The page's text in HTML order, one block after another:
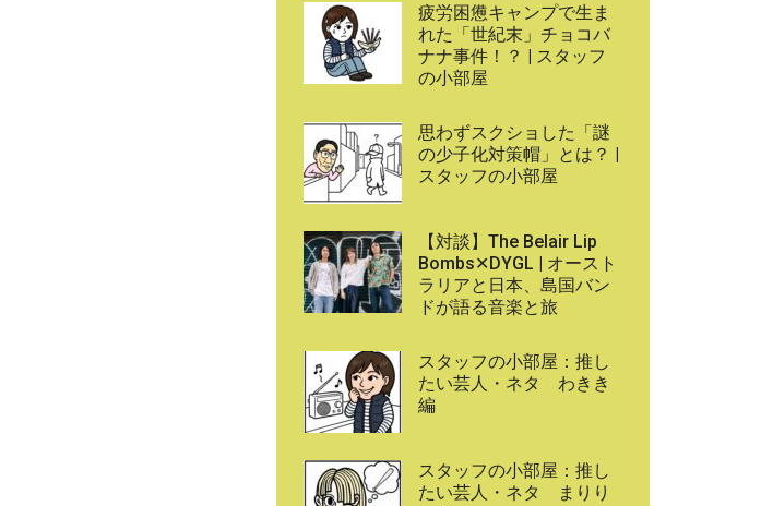
疲労困憊キャンプで生ま
れた「世紀末」チョコバ
ナナ事件！？ | スタッフ
の小部屋
思わずスクショした「謎
の少子化対策帽」とは？ |
スタッフの小部屋
【対談】The Belair Lip
Bombs✕DYGL | オースト
ラリアと日本、島国バン
ドが語る音楽と旅
スタッフの小部屋：推し
たい芸人・ネタ わきき
編
スタッフの小部屋：推し
たい芸人・ネタ まりり